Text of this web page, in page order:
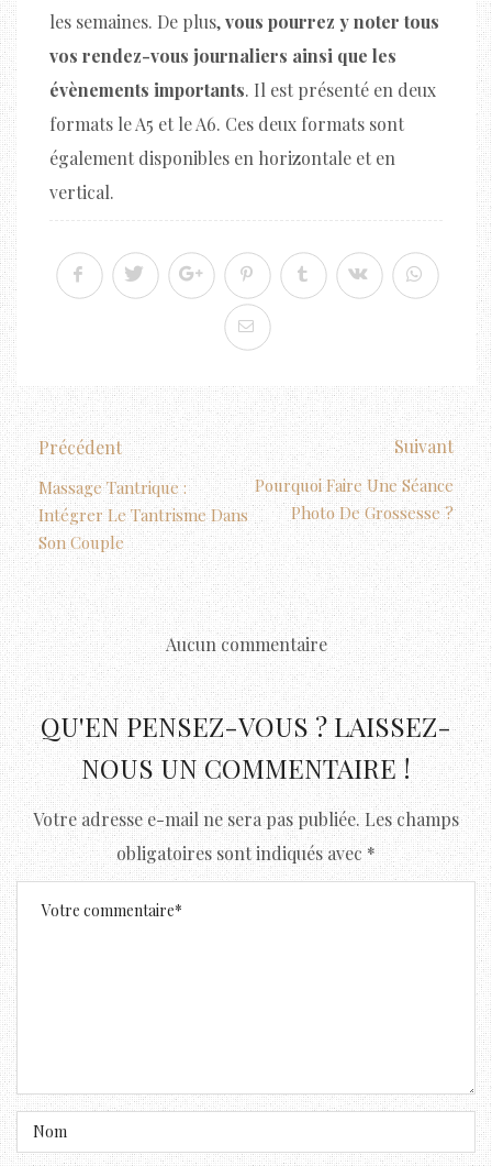
les semaines. De plus,vous pourrez y noter tous
vos rendez-vous journaliers ainsi que les
évènements importants. Il est présenté en deux
formats le A5 et le A6. Ces deux formats sont
également disponibles en horizontale et en
vertical.
Précédent
Massage Tantrique :
Intégrer Le Tantrisme Dans
Son Couple
Suivant
Pourquoi Faire Une Séance
Photo De Grossesse ?
Aucun commentaire
QU'EN PENSEZ-VOUS ? LAISSEZ-
NOUS UN COMMENTAIRE !
Votre adresse e-mail ne sera pas publiée. Les champs
obligatoires sont indiqués avec*